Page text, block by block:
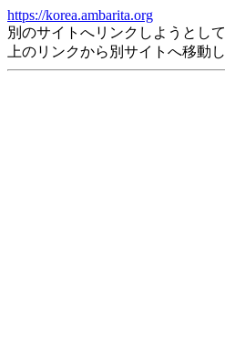
https://korea.ambarita.org
別のサイトへリンクしようとして
上のリンクから別サイトへ移動